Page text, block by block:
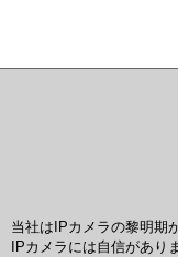
当社はIPカメラの黎明期
IPカメラには自信があり